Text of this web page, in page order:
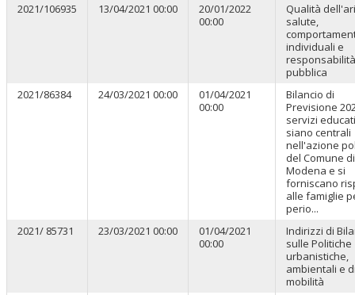
2021/106935
13/04/2021 00:00
20/01/2022
00:00
Qualità
salute,
individuali e
responsabilità
pubblica
2021/86384
24/03/2021 00:00
01/04/2021
00:00
Bilancio di
Previsione
servizi
siano centrali
nell'azione
del Comune di
Modena e si
forniscano
alle famiglie
perio...
2021/ 85731
23/03/2021 00:00
01/04/2021
00:00
Indirizzi di
sulle Politiche
urbanistiche,
ambientali e
mobilità